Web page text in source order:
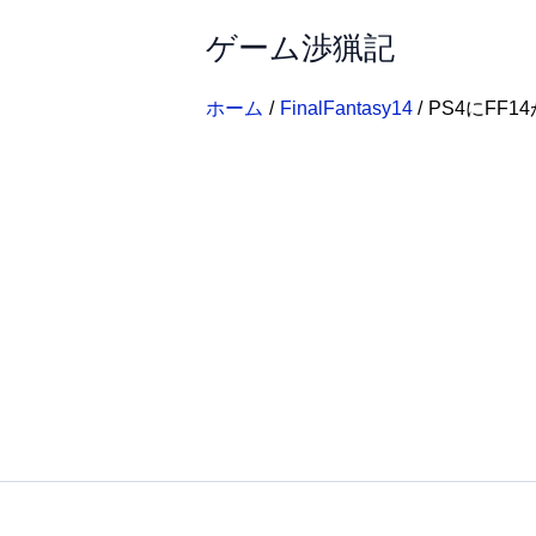
ゲーム渉猟記
ホーム FinalFantasy14 PS4にFF14